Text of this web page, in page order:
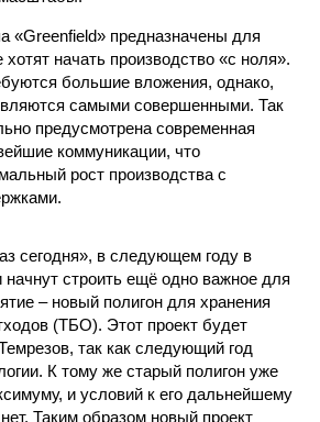
«Greenfield» предназначены для
хотят начать производство «с ноля».
большие вложения, однако,
самыми совершенными. Так
предусмотрена современная
коммуникации, что
рост производства с
сегодня», в следующем году в
начнут строить ещё одно важное для
– новый полигон для хранения
(ТБО). Этот проект будет
так как следующий год
К тому же старый полигон уже
и условий к его дальнейшему
Таким образом новый проект